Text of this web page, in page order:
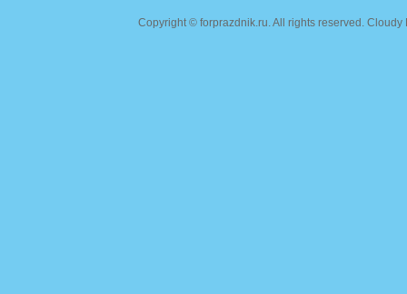
Copyright © forprazdnik.ru. All rights reserved.